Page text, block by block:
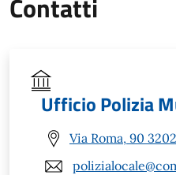
Ufficio Polizia
Via Roma, 90